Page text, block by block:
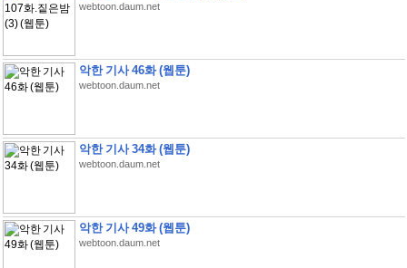
webtoon.daum.net
악한 기사 46화 (웹툰)
webtoon.daum.net
악한 기사 34화 (웹툰)
webtoon.daum.net
악한 기사 49화 (웹툰)
webtoon.daum.net